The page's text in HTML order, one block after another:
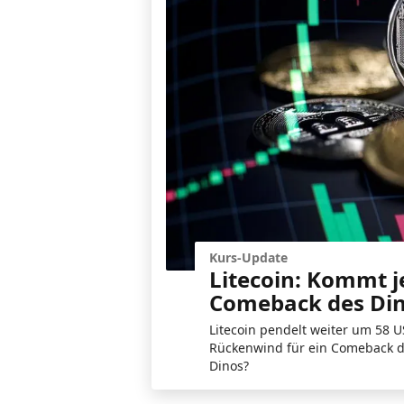
Kurs-Update
Litecoin: Kommt
Comeback des
Litecoin pendelt weiter um 58
Rückenwind für ein Comeback
Dinos?